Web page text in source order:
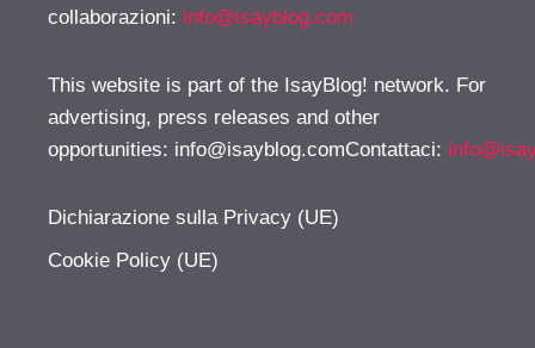
collaborazioni: info@isayblog.com
This website is part of the IsayBlog! network. For
advertising, press releases and other
opportunities: info@isayblog.comContattaci:
Dichiarazione sulla Privacy (UE)
Cookie Policy (UE)